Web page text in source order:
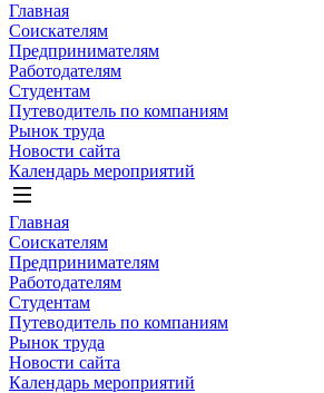
Главная
Соискателям
Предпринимателям
Работодателям
Студентам
Путеводитель по компаниям
Рынок труда
Новости сайта
Календарь мероприятий
Главная
Соискателям
Предпринимателям
Работодателям
Студентам
Путеводитель по компаниям
Рынок труда
Новости сайта
Календарь мероприятий